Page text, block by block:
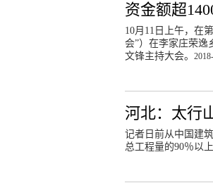
资金额超
10月11日上午，在
会”）在李家庄荣逸
文锋主持大会。
河北：太行
记者日前从中国建
总工程量的90％以